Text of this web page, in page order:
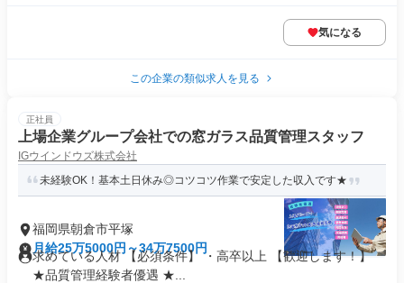
気になる
この企業の類似求人を見る
正社員
上場企業グループ会社での窓ガラス品質管理スタッフ
IGウインドウズ株式会社
未経験OK！基本土日休み◎コツコツ作業で安定した収入です★
福岡県朝倉市平塚
月給25万5000円～34万7500円
求めている人材 【必須条件】 ・高卒以上 【歓迎します！】
★品質管理経験者優遇 ★...